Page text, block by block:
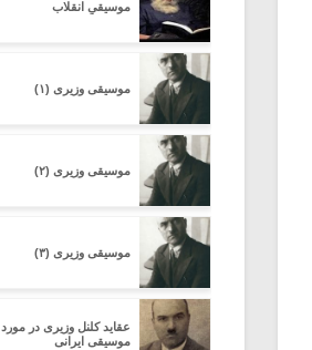
موسیقیِ انقلاب
موسیقی وزیری (۱)
موسیقی وزیری (۲)
موسیقی وزیری (۳)
عقاید کلنل وزیری در مورد
موسیقی ایرانی